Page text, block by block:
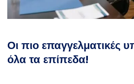
Οι πιο επαγγελματικές
όλα τα επίπεδα!